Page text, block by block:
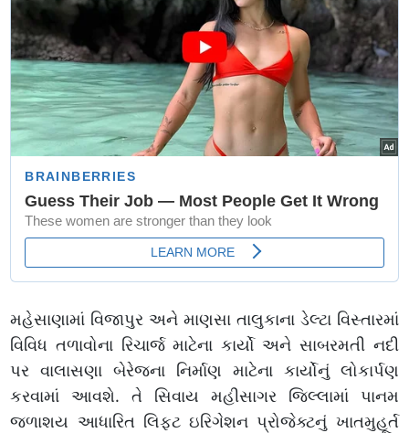
મહેસાણામાં વિજાપુર અને માણસા તાલુકાના ડેલ્ટા વિસ્તારમાં
વિવિધ તળાવોના રિચાર્જ માટેના કાર્યો અને સાબરમતી નદી
પર વાલાસણા બેરેજના નિર્માણ માટેના કાર્યોનું લોકાર્પણ
કરવામાં આવશે. તે સિવાય મહીસાગર જિલ્લામાં પાનમ
જળાશય આધારિત લિફ્ટ ઇરિગેશન પ્રોજેક્ટનું ખાતમુહૂર્ત